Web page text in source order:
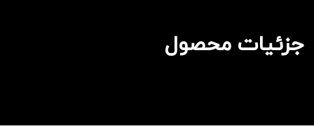
جزئیات محصول